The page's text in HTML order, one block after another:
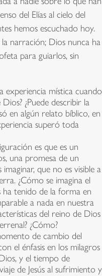
del Elías al cielo del
hemos escuchado hoy.
narración; Dios nunca ha
para guiarlos, sin
experiencia mística cuando
¿Puede describir la
en algún relato bíblico, en
superó toda
es que es un
una promesa de un
que no es visible a
¿Cómo se imagina el
ha tenido de la forma en
a nada en nuestra
del reino de Dios
¿Cómo?
de cambio del
el énfasis en los milagros
y el tiempo de
de Jesús al sufrimiento y